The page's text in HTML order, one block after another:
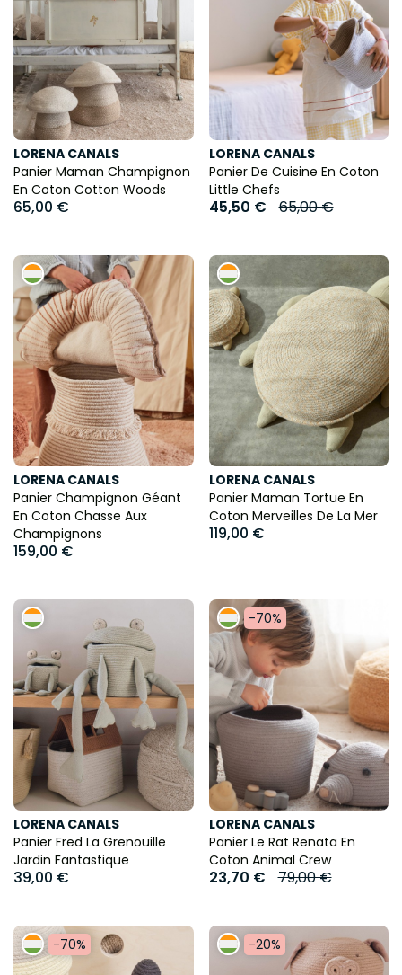
LORENA CANALS
Panier Maman Champignon
En Coton Cotton Woods
65,00 €
LORENA CANALS
Panier De Cuisine En Coton
Little Chefs
45,50 € 65,00 €
LORENA CANALS
Panier Champignon Géant
En Coton Chasse Aux
Champignons
159,00 €
LORENA CANALS
Panier Maman Tortue En
Coton Merveilles De La Mer
119,00 €
LORENA CANALS
Panier Fred La Grenouille
Jardin Fantastique
39,00 €
-70%
LORENA CANALS
Panier Le Rat Renata En
Coton Animal Crew
23,70 € 79,00 €
-70% -20%